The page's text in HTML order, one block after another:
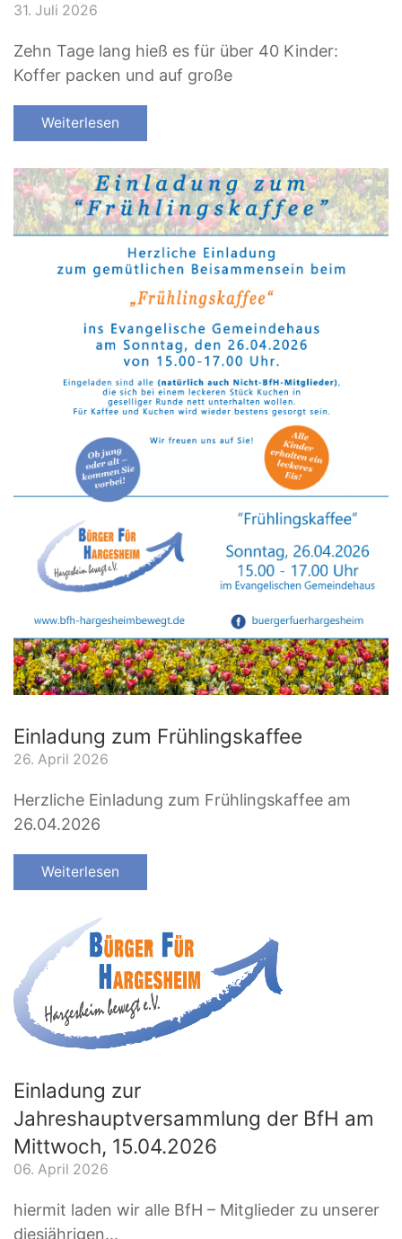
31. Juli 2026
Zehn Tage lang hieß es für über 40 Kinder:
Koffer packen und auf große
Weiterlesen
Einladung zum Frühlingskaffee
26. April 2026
Herzliche Einladung zum Frühlingskaffee am
26.04.2026
Weiterlesen
Einladung zur
Jahreshauptversammlung der BfH am
Mittwoch, 15.04.2026
06. April 2026
hiermit laden wir alle BfH – Mitglieder zu unserer
diesjährigen...